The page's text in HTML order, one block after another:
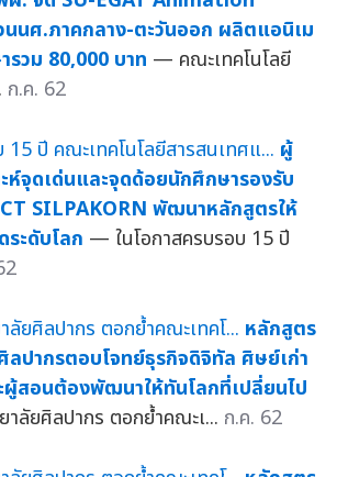
นศ.ภาคกลาง-ตะวันออก ผลิตแอนิเม
วม 80,000 บาท — คณะเทคโนโลยี
ก.ค. 62
ผู้
ะห์จุดเด่นและจุดด้อยนักศึกษารองรับ
SILPAKORN พัฒนาหลักสูตรให้
ะดับโลก — ในโอกาสครบรอบ 15 ปี
หลักสูตร
ปากรตอบโจทย์ธุรกิจดิจิทัล ศิษย์เก่า
สอนต้องพัฒนาให้ทันโลกที่เปลี่ยนไป
ลัยศิลปากร ตอกย้ำคณะเ... ก.ค. 62